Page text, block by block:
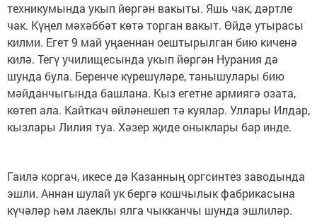
техникумында укып йөргән вакыты. Яшь чак, дәртле
чак. Күңел мәхәббәт көтә торган вакыт. Өйдә утырасы
килми. Егет 9 май уңаеннан оештырылган бию киченә
килә. Тегү училищесында укып йөргән Нурания дә
шунда була. Беренче күрешүләре, танышулары бию
мәйданчыгында башлана. Кыз егетне армиягә озата,
көтеп ала. Кайткач өйләнешеп тә куялар. Уллары Илдар,
кызлары Лилия туа. Хәзер җиде оныклары бар инде.
Гаилә коргач, икесе дә Казанның оргсинтез заводында
эшли. Аннан шулай ук бергә кошчылык фабрикасына
күчәләр һәм лаеклы ялга чыкканчы шунда эшлиләр.